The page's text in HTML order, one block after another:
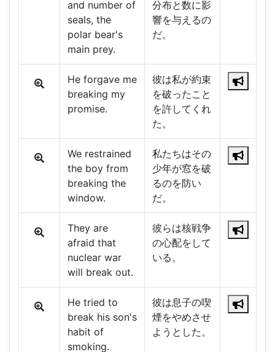
and number of
seals, the
polar bear's
main prey.
分布と数に影
響を与えるの
だ。
He forgave me
breaking my
promise.
彼は私が約束
を破ったこと
を許してくれ
た。
We restrained
the boy from
breaking the
window.
私たちはその
少年が窓を破
るのを防い
だ。
They are
afraid that
nuclear war
will break out.
彼らは核戦争
の心配をして
いる。
He tried to
break his son's
habit of
smoking.
彼は息子の喫
煙をやめさせ
ようとした。